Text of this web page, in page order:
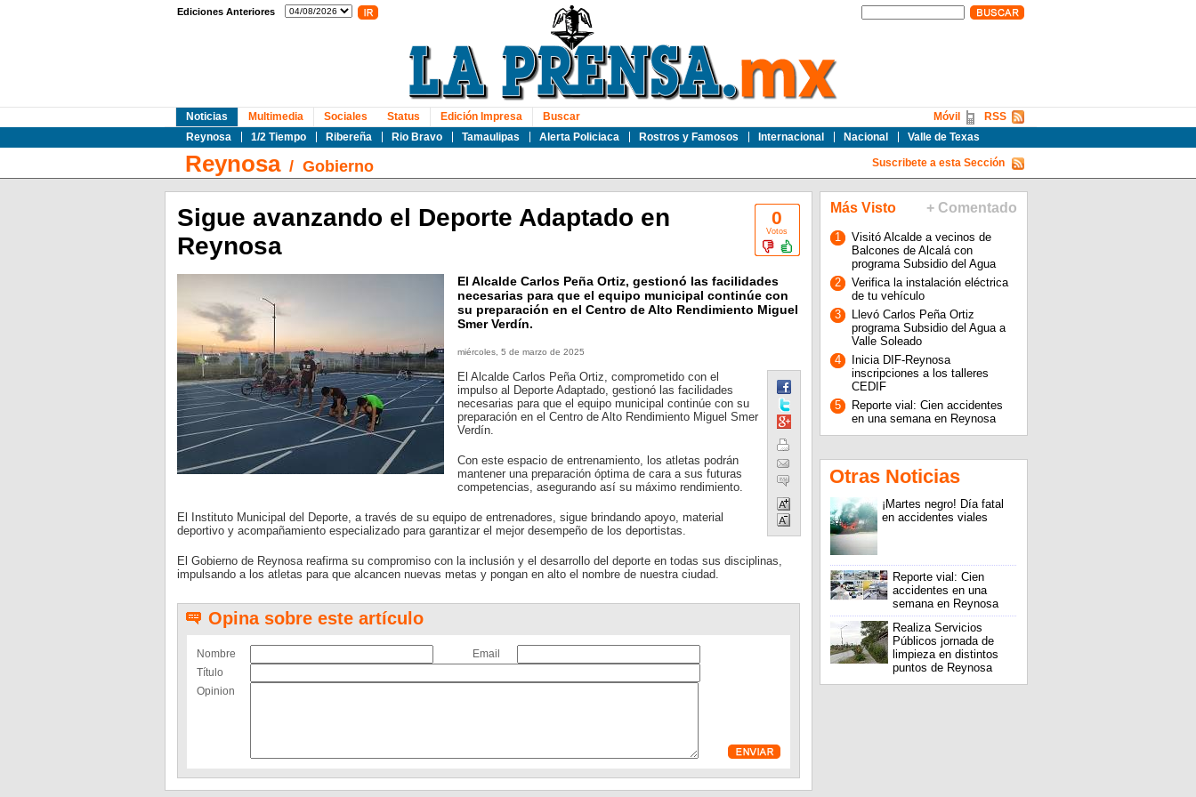
Ediciones Anteriores
Noticias
Reynosa
1/2 Tiempo Ribereña Rio Bravo Tamaulipas Alerta Policiaca Rostros y Famosos Internacional Nacional Valle de Texas
Multimedia Sociales Status Edición Impresa Buscar RSS
Móvil
Reynosa/ Gobierno Suscribete a esta Sección
0
Votos
Sigue avanzando el Deporte Adaptado en
Reynosa
El Alcalde Carlos Peña Ortiz, gestionó las facilidades
necesarias para que el equipo municipal continúe con
su preparación en el Centro de Alto Rendimiento Miguel
Smer Verdín.
miércoles, 5 de marzo de 2025
El Alcalde Carlos Peña Ortiz, comprometido con el
impulso al Deporte Adaptado, gestionó las facilidades
necesarias para que el equipo municipal continúe con su
preparación en el Centro de Alto Rendimiento Miguel Smer
Verdín.
Con este espacio de entrenamiento, los atletas podrán
mantener una preparación óptima de cara a sus futuras
competencias, asegurando así su máximo rendimiento.
El Instituto Municipal del Deporte, a través de su equipo de entrenadores, sigue brindando apoyo, material
deportivo y acompañamiento especializado para garantizar el mejor desempeño de los deportistas.
El Gobierno de Reynosa reafirma su compromiso con la inclusión y el desarrollo del deporte en todas sus disciplinas,
impulsando a los atletas para que alcancen nuevas metas y pongan en alto el nombre de nuestra ciudad.
Opina sobre este artículo
Nombre
Email
Título
Opinion
Más Visto + Comentado
1
Visitó Alcalde a vecinos de
Balcones de Alcalá con
programa Subsidio del Agua
2
Verifica la instalación eléctrica
de tu vehículo
3
Llevó Carlos Peña Ortiz
programa Subsidio del Agua a
Valle Soleado
4
Inicia DIF-Reynosa
inscripciones a los talleres
CEDIF
5
Reporte vial: Cien accidentes
en una semana en Reynosa
Otras Noticias
¡Martes negro! Día fatal
en accidentes viales
Reporte vial: Cien
accidentes en una
semana en Reynosa
Realiza Servicios
Públicos jornada de
limpieza en distintos
puntos de Reynosa